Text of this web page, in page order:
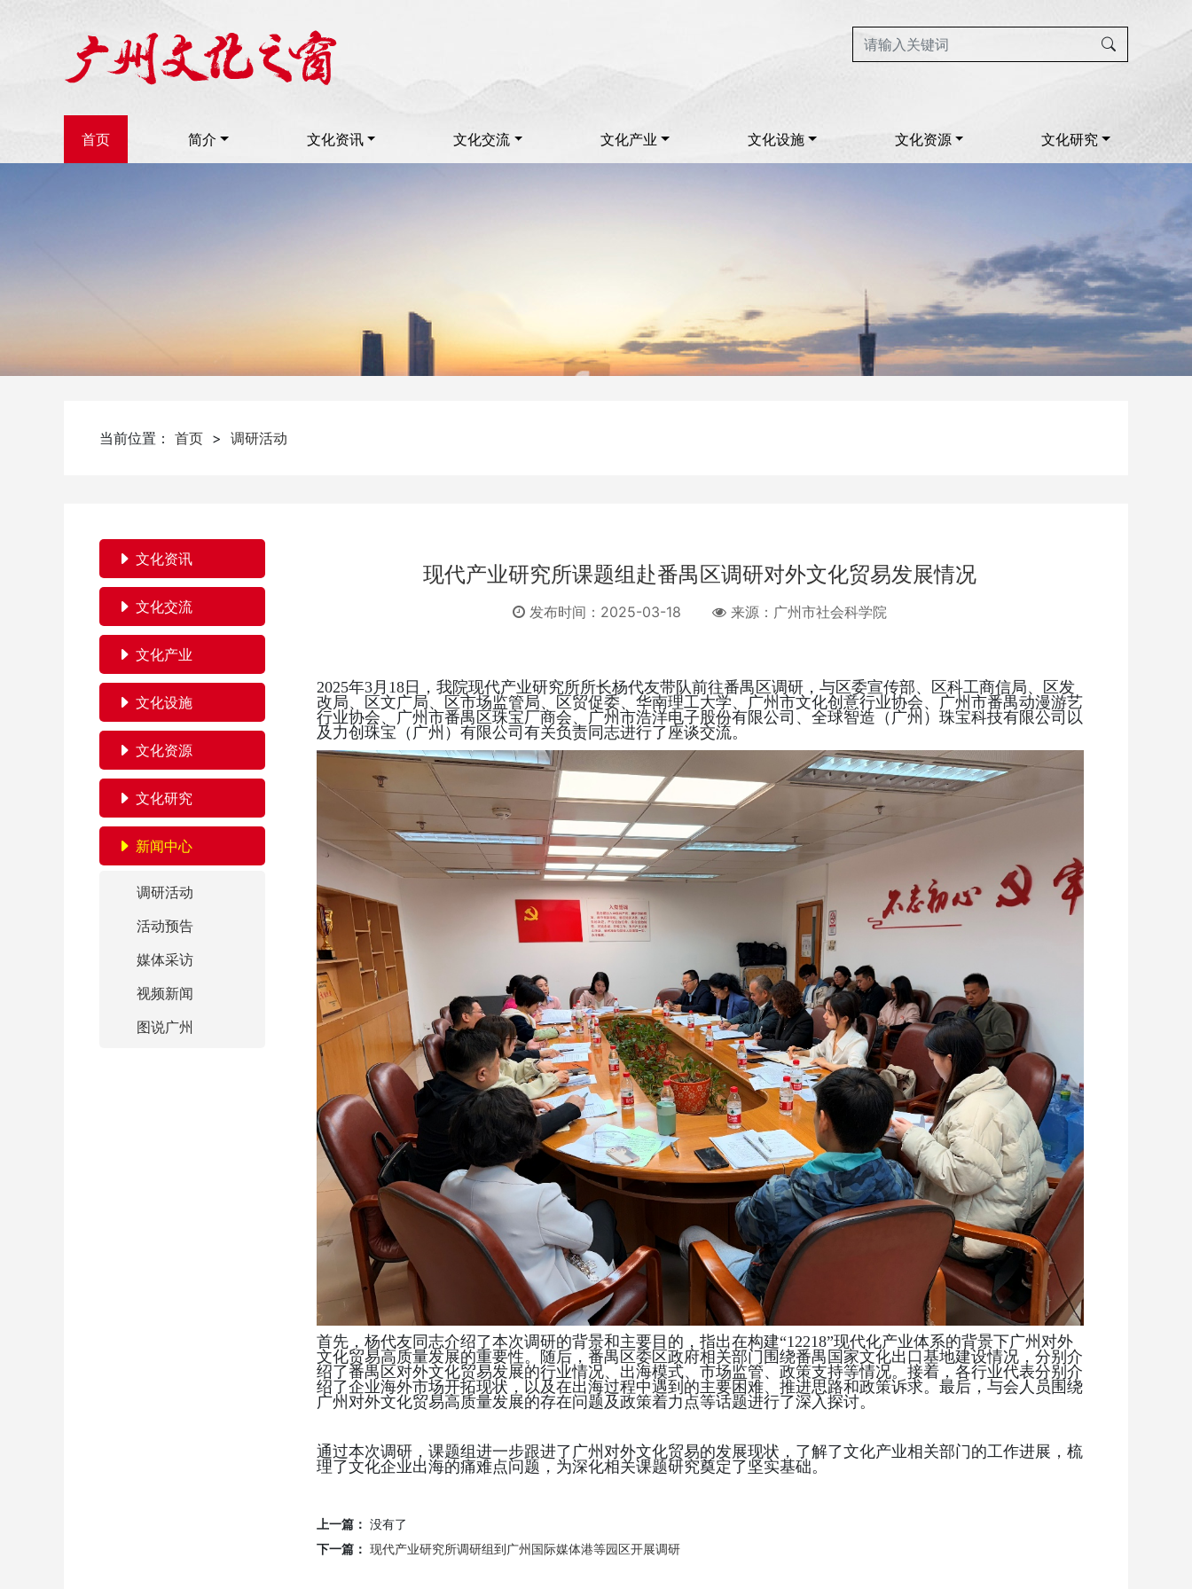
首页 简介 文化资讯 文化交流 文化产业 文化设施 文化资源 文化研究
当前位置： 首页 > 调研活动
文化资讯
文化交流
文化产业
文化设施
文化资源
文化研究
新闻中心
调研活动
活动预告
媒体采访
视频新闻
图说广州
现代产业研究所课题组赴番禺区调研对外文化贸易发展情况
发布时间：2025-03-18 来源： 广州市社会科学院
2025年3月18日 ，我院现代产业研究所所长杨代友带队前往番禺区调研，与区委宣传部、区科工商信局、区发
改局、区文广局、区市场监管局、区贸促委、华南理工大学、广州市文化创意行业协会、广州市番禺动漫游艺
行业协会、广州市番禺区珠宝厂商会、广州市浩洋电子股份有限公司、全球智造（广州）珠宝科技有限公司以
及力创珠宝（广州）有限公司有关负责同志进行了座谈交流。
首先，杨代友同志介绍了本次调研的背景和主要目的，指出在构建“12218”现代化产业体系的背景下广州对外
文化贸易高质量发展的重要性。随后，番禺区委区政府相关部门围绕番禺国家文化出口基地建设情况，分别介
绍了番禺区对外文化贸易发展的行业情况、出海模式、市场监管、政策支持等情况。接着，各行业代表分别介
绍了企业海外市场开拓现状，以及在出海过程中遇到的主要困难、推进思路和政策诉求。最后，与会人员围绕
广州对外文化贸易高质量发展的存在问题及政策着力点等话题进行了深入探讨。
通过本次调研，课题组进一步跟进了 广州对外文化贸易的发展现状，了解了文化产业相关部门的工作进展，梳
理了文化企业出海的痛难点问题，为深化相关课题研究奠定了坚实基础。
上一篇： 没有了
下一篇： 现代产业研究所调研组到广州国际媒体港等园区开展调研